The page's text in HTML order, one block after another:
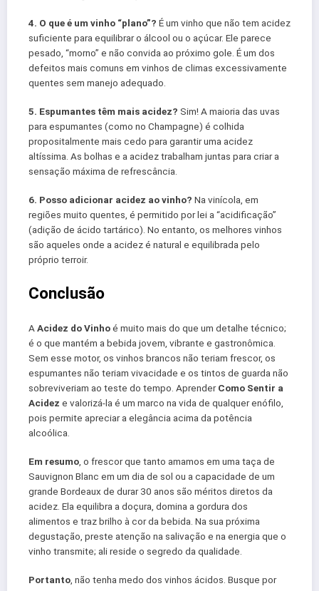
4. O que é um vinho “plano”? É um vinho que não tem acidez
suficiente para equilibrar o álcool ou o açúcar. Ele parece
pesado, “morno” e não convida ao próximo gole. É um dos
defeitos mais comuns em vinhos de climas excessivamente
quentes sem manejo adequado.
5. Espumantes têm mais acidez? Sim! A maioria das uvas
para espumantes (como no Champagne) é colhida
propositalmente mais cedo para garantir uma acidez
altíssima. As bolhas e a acidez trabalham juntas para criar a
sensação máxima de refrescância.
6. Posso adicionar acidez ao vinho? Na vinícola, em
regiões muito quentes, é permitido por lei a “acidificação”
(adição de ácido tartárico). No entanto, os melhores vinhos
são aqueles onde a acidez é natural e equilibrada pelo
próprio terroir.
Conclusão
A Acidez do Vinhoé muito mais do que um detalhe técnico;
é o que mantém a bebida jovem, vibrante e gastronômica.
Sem esse motor, os vinhos brancos não teriam frescor, os
espumantes não teriam vivacidade e os tintos de guarda não
sobreviveriam ao teste do tempo. AprenderComo Sentir a
Acidez e valorizá-la é um marco na vida de qualquer enófilo,
pois permite apreciar a elegância acima da potência
alcoólica.
Em resumo, o frescor que tanto amamos em uma taça de
Sauvignon Blanc em um dia de sol ou a capacidade de um
grande Bordeaux de durar 30 anos são méritos diretos da
acidez. Ela equilibra a doçura, domina a gordura dos
alimentos e traz brilho à cor da bebida. Na sua próxima
degustação, preste atenção na salivação e na energia que o
vinho transmite; ali reside o segredo da qualidade.
Portanto, não tenha medo dos vinhos ácidos. Busque por